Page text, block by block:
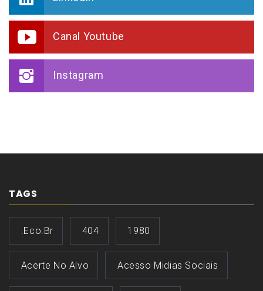
Canal Youtube
Instagram
TAGS
.eco.br 404 1980
Acerte No Alvo Acesso Midias Sociais